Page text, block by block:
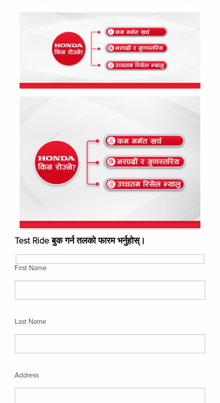
Test Ride बुक गर्न तलको फारम भर्नुहोस्।
First Name
Last Name
Address